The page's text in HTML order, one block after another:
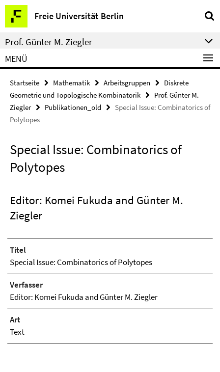
Springe
direkt
zu
Inhalt
Freie Universität Berlin
Service-
Navigation
Prof. Günter M. Ziegler
MENÜ
Startseite Mathematik Arbeitsgruppen
Diskrete
Geometrie und Topologische Kombinatorik
Prof. Günter M.
Ziegler
Publikationen_old
Special Issue: Combinatorics of
Polytopes
Special Issue: Combinatorics of
Polytopes
Editor: Komei Fukuda and Günter M.
Ziegler
Titel
Special Issue: Combinatorics of Polytopes
Verfasser
Editor: Komei Fukuda and Günter M. Ziegler
Art
Text